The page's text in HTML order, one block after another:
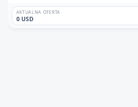
AKTUALNA OFERTA
0 USD